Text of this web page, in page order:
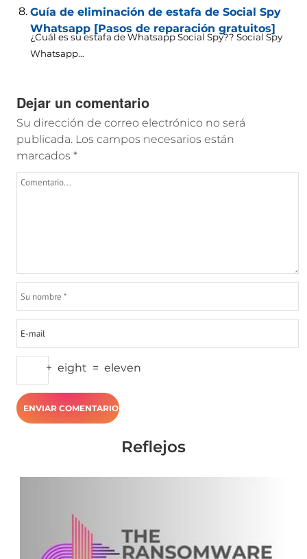
Guía de eliminación de estafa de Social Spy
Whatsapp [Pasos de reparación gratuitos]
¿Cuál es su estafa de Whatsapp Social Spy?? Social Spy
Whatsapp...
Dejar un comentario
Su dirección de correo electrónico no será
publicada. Los campos necesarios están
marcados *
+ eight = eleven
Reflejos